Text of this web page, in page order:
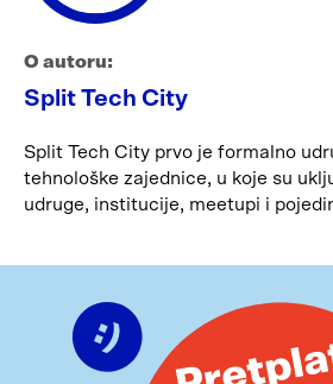
O autoru:
Split Tech City
Split Tech City prvo je formalno
tehnološke zajednice, u koje su
udruge, institucije, meetupi i